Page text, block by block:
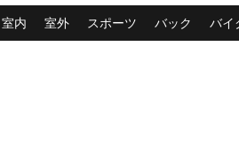
室内 室外 スポーツ バック バイ